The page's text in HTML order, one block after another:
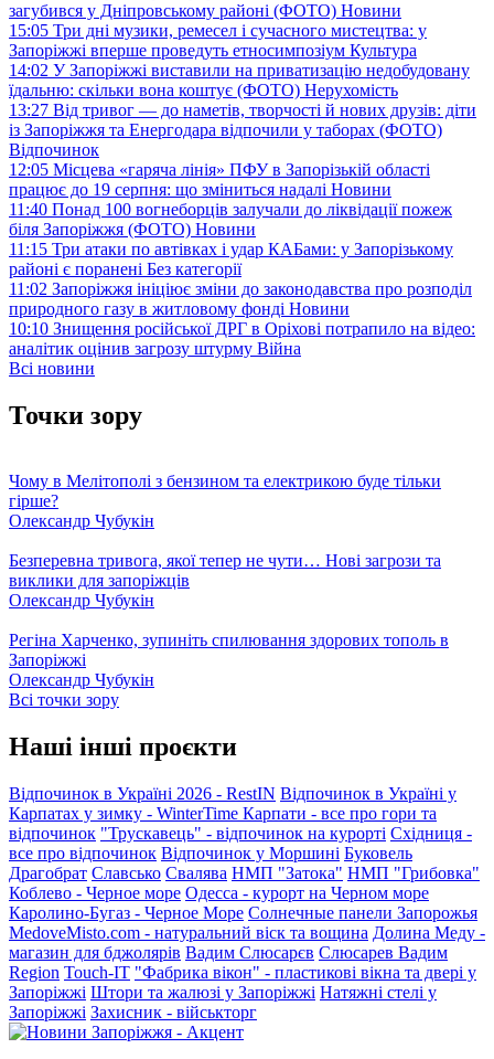
загубився у Дніпровському районі (ФОТО) Новини
15:05 Три дні музики, ремесел і сучасного мистецтва: у
Запоріжжі вперше проведуть етносимпозіум Культура
14:02 У Запоріжжі виставили на приватизацію недобудовану
їдальню: скільки вона коштує (ФОТО) Нерухомість
13:27 Від тривог — до наметів, творчості й нових друзів: діти
із Запоріжжя та Енергодара відпочили у таборах (ФОТО)
Відпочинок
12:05 Місцева «гаряча лінія» ПФУ в Запорізькій області
працює до 19 серпня: що зміниться надалі Новини
11:40 Понад 100 вогнеборців залучали до ліквідації пожеж
біля Запоріжжя (ФОТО) Новини
11:15 Три атаки по автівках і удар КАБами: у Запорізькому
районі є поранені Без категорії
11:02 Запоріжжя ініціює зміни до законодавства про розподіл
природного газу в житловому фонді Новини
10:10 Знищення російської ДРГ в Оріхові потрапило на відео:
аналітик оцінив загрозу штурму Війна
Всі новини
Точки зору
Чому в Мелітополі з бензином та електрикою буде тільки
гірше?
Олександр Чубукін
Безперевна тривога, якої тепер не чути… Нові загрози та
виклики для запоріжців
Олександр Чубукін
Регіна Харченко, зупиніть спилювання здорових тополь в
Запоріжжі
Олександр Чубукін
Всі точки зору
Наші інші проєкти
Відпочинок в Україні 2026 - RestIN Відпочинок в Україні у
Карпатах у зимку - WinterTime Карпати - все про гори та
відпочинок "Трускавець" - відпочинок на курорті Східниця -
все про відпочинок Відпочинок у Моршині Буковель
Драгобрат Славсько Свалява НМП "Затока" НМП "Грибовка"
Коблево - Черное море Одесса - курорт на Черном море
Каролино-Бугаз - Черное Море Солнечные панели Запорожья
MedoveMisto.com - натуральний віск та вощина Долина Меду -
магазин для бджолярів Вадим Слюсарєв Слюсарев Вадим
Region Touch-IT "Фабрика вікон" - пластикові вікна та двері у
Запоріжжі Штори та жалюзі у Запоріжжі Натяжні стелі у
Запоріжжі Захисник - військторг